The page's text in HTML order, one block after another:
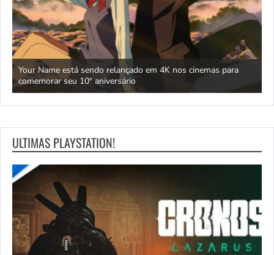
e Your Name está sendo relançado em 4K nos cinemas para
comemorar seu 10º aniversário
ULTIMAS PLAYSTATION!